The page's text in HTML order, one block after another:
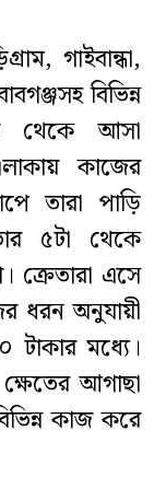
গাইবান্ধা,
বিভিন্ন
থেকে আসা
কাজের
তারা পাড়ি
৫টা থেকে
ক্রেতারা এসে
ধরন অনুযায়ী
টাকার মধ্যে।
আগাছা
কাজ করে